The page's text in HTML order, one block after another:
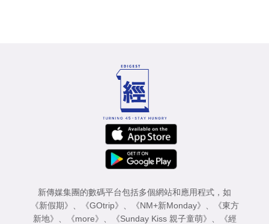
新傳媒集團的數碼平台包括多個網站和應用程式，如
《新假期》
《GOtrip》 《NM+新Monday》
《東方
新地》
《more》 《Sunday Kiss 親子童萌》
《經